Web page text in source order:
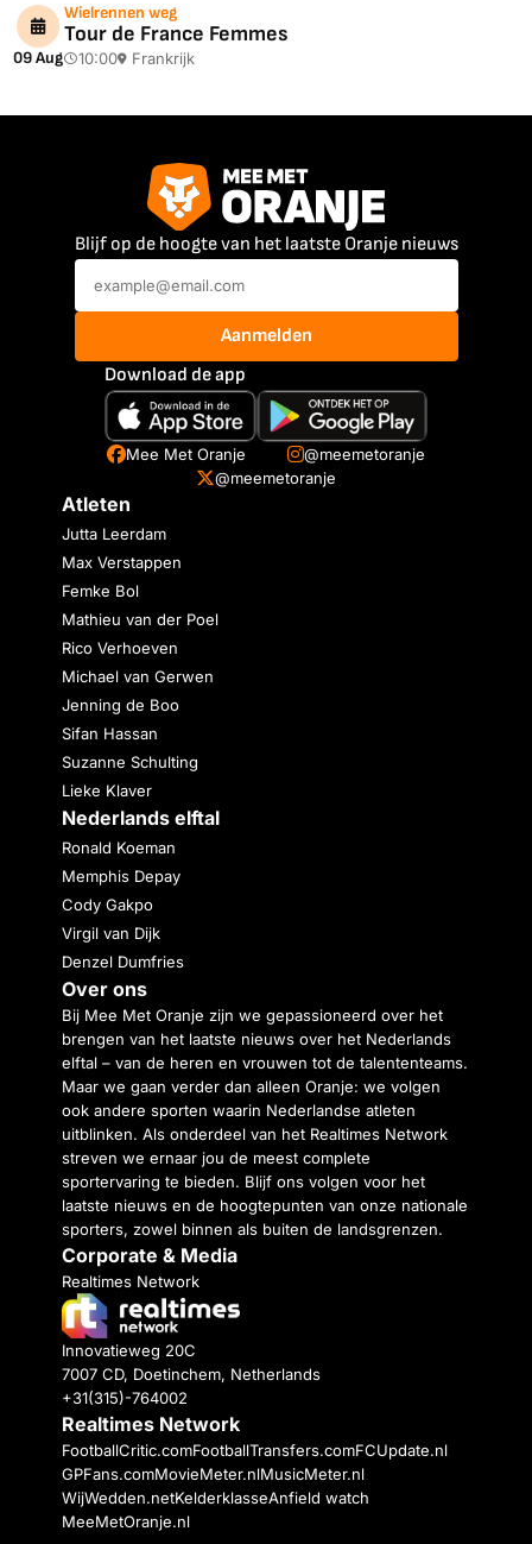
09 Aug
Wielrennen weg
Tour de France Femmes
10:00 Frankrijk
Blijf op de hoogte van het laatste Oranje nieuws
Aanmelden
Download de app
Mee Met Oranje
@meemetoranje
@meemetoranje
Atleten
Jutta Leerdam
Max Verstappen
Femke Bol
Mathieu van der Poel
Rico Verhoeven
Michael van Gerwen
Jenning de Boo
Sifan Hassan
Suzanne Schulting
Lieke Klaver
Nederlands elftal
Ronald Koeman
Memphis Depay
Cody Gakpo
Virgil van Dijk
Denzel Dumfries
Over ons
Bij Mee Met Oranje zijn we gepassioneerd over het
brengen van het laatste nieuws over het Nederlands
elftal – van de heren en vrouwen tot de talententeams.
Maar we gaan verder dan alleen Oranje: we volgen
ook andere sporten waarin Nederlandse atleten
uitblinken. Als onderdeel van het Realtimes Network
streven we ernaar jou de meest complete
sportervaring te bieden. Blijf ons volgen voor het
laatste nieuws en de hoogtepunten van onze nationale
sporters, zowel binnen als buiten de landsgrenzen.
Corporate & Media
Realtimes Network
Innovatieweg 20C
7007 CD, Doetinchem, Netherlands
+31(315)-764002
Realtimes Network
FootballCritic.comFootballTransfers.comFCUpdate.nl
GPFans.comMovieMeter.nlMusicMeter.nl
WijWedden.netKelderklasseAnfield watch
MeeMetOranje.nl